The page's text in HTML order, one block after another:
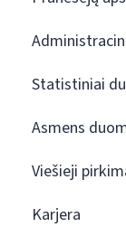
Statistiniai
Asmens
Viešieji
Karjera